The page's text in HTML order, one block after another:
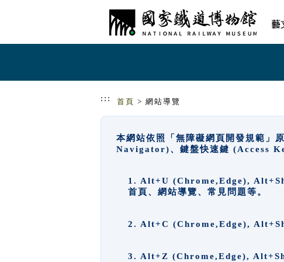
::: 首頁 > 網站導覽
本網站依照「無障礙網頁開發規範」
Navigator)、鍵盤快速鍵 (Access
1. Alt+U (Chrome,Edge),
首頁、網站導覽、常見問題等。
2. Alt+C (Chrome,Edge),
3. Alt+Z (Chrome,Edge),